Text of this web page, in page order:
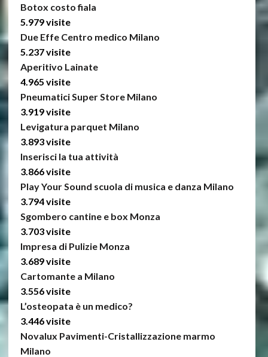
Botox costo fiala
5.979 visite
Due Effe Centro medico Milano
5.237 visite
Aperitivo Lainate
4.965 visite
Pneumatici Super Store Milano
3.919 visite
Levigatura parquet Milano
3.893 visite
Inserisci la tua attività
3.866 visite
Play Your Sound scuola di musica e danza Milano
3.794 visite
Sgombero cantine e box Monza
3.703 visite
Impresa di Pulizie Monza
3.689 visite
Cartomante a Milano
3.556 visite
L’osteopata è un medico?
3.446 visite
Novalux Pavimenti-Cristallizzazione marmo
Milano